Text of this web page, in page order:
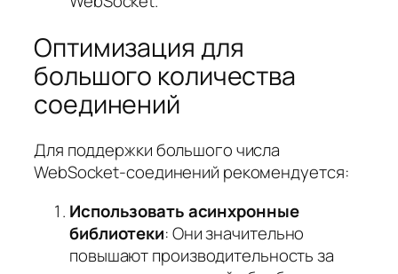
Оптимизация для
большого количества
соединений
Для поддержки большого числа
WebSocket-соединений рекомендуется:
Использовать асинхронные
библиотеки: Они значительно
повышают производительность за